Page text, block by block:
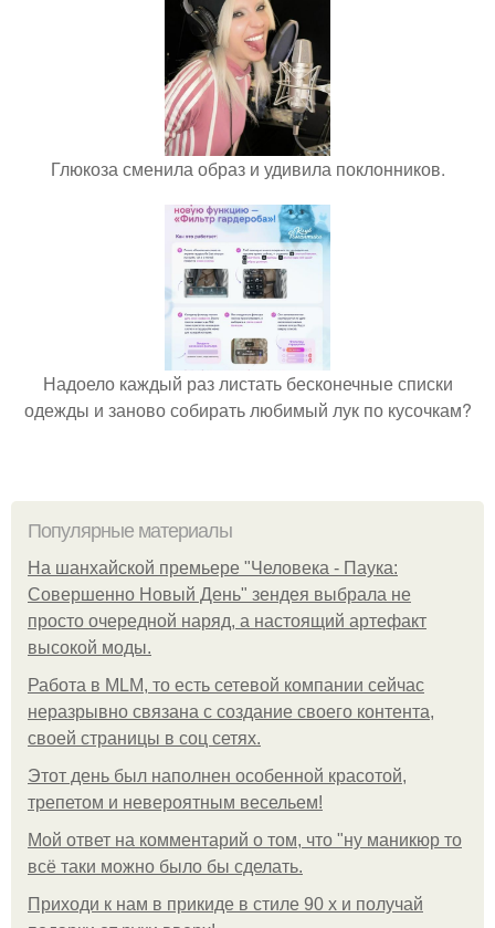
Глюкоза сменила образ и удивила поклонников.
Надоело каждый раз листать бесконечные списки
одежды и заново собирать любимый лук по кусочкам?
Популярные материалы
На шанхайской премьере "Человека - Паука:
Совершенно Новый День" зендея выбрала не
просто очередной наряд, а настоящий артефакт
высокой моды.
Работа в MLM, то есть сетевой компании сейчас
неразрывно связана с создание своего контента,
своей страницы в соц сетях.
Этот день был наполнен особенной красотой,
трепетом и невероятным весельем!
Мой ответ на комментарий о том, что "ну маникюр то
всё таки можно было бы сделать.
Приходи к нам в прикиде в стиле 90 х и получай